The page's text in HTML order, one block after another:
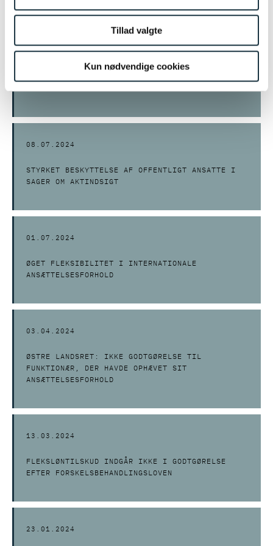
Tillad valgte
Kun nødvendige cookies
04.09.2024
08.07.2024
STYRKET BESKYTTELSE AF OFFENTLIGT ANSATTE I
SAGER OM AKTINDSIGT
01.07.2024
ØGET FLEKSIBILITET I INTERNATIONALE
ANSÆTTELSESFORHOLD
03.04.2024
ØSTRE LANDSRET: IKKE GODTGØRELSE TIL
FUNKTIONÆR, DER HAVDE OPHÆVET SIT
ANSÆTTELSESFORHOLD
13.03.2024
FLEKSLØNTILSKUD INDGÅR IKKE I GODTGØRELSE
EFTER FORSKELSBEHANDLINGSLOVEN
23.01.2024